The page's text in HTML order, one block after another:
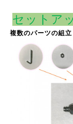
セットア
複数のパーツの組